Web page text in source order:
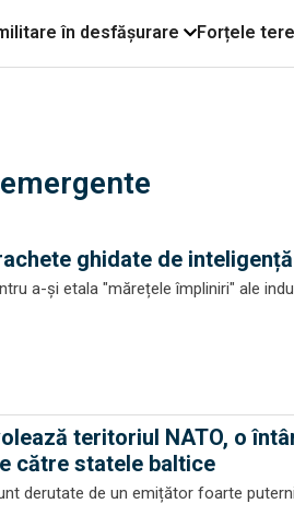
în desfășurare Forțele
ghidate de
a-și etala "mărețele împliniri" ale
teritoriul NATO, o
către statele baltice
derutate de un emițător foarte